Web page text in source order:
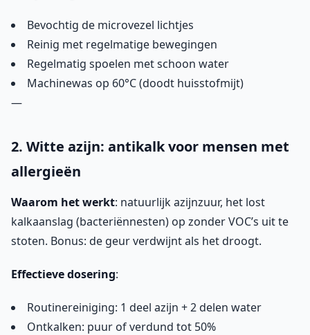
Bevochtig de microvezel lichtjes
Reinig met regelmatige bewegingen
Regelmatig spoelen met schoon water
Machinewas op 60°C (doodt huisstofmijt)
—
2. Witte azijn: antikalk voor mensen met
allergieën
Waarom het werkt: natuurlijk azijnzuur, het lost
kalkaanslag (bacteriënnesten) op zonder VOC’s uit te
stoten. Bonus: de geur verdwijnt als het droogt.
Effectieve dosering:
Routinereiniging: 1 deel azijn + 2 delen water
Ontkalken: puur of verdund tot 50%